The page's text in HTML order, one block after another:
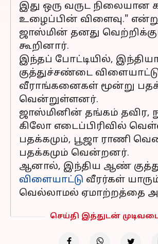
இது ஒரு வருட நிலையான
உழைப்பின் விளைவு."
ஜாஸ்மின் தனது
கூறினார்.
இந்தப் போட்டியில்,
குத்துச்சண்டை
வீராங்கனைகள் மூன்று
வென்றுள்ளனர்.
ஜாஸ்மினின் தங்கம் தவிர,
கிலோ எடைப்பிரிவில்
பதக்கமும், பூஜா ராணி
பதக்கமும் வென்றனர்.
ஆனால், இந்திய ஆண்
விளையாட்டு வீரர்கள்
வெல்லாமல் ஏமாற்றத்தை
செய்தி இத்துடன்